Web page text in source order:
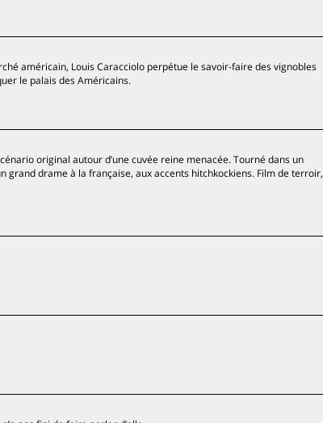
américain, Louis Caracciolo perpétue le savoir-faire des vignobles
le palais des Américains.
original autour d’une cuvée reine menacée. Tourné dans un
grand drame à la française, aux accents hitchkockiens. Film de terroir,